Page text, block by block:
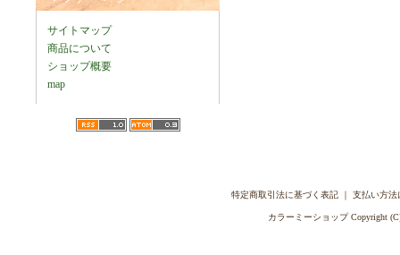
サイトマップ
商品について
ショップ概要
map
特定商取引法に基づく表記｜ 支払い方法
カラーミーショップCopyright